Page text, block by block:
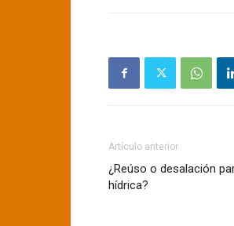
Artículo anterior
¿Reúso o desalación
hídrica?